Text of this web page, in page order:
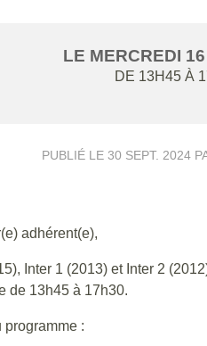
LE MERCREDI 16
DE 13H45 À
PUBLIÉ LE 30 SEPT. 2024
adhérent(e),
Inter 1 (2013) et Inter 2
de 13h45 à 17h30.
programme :